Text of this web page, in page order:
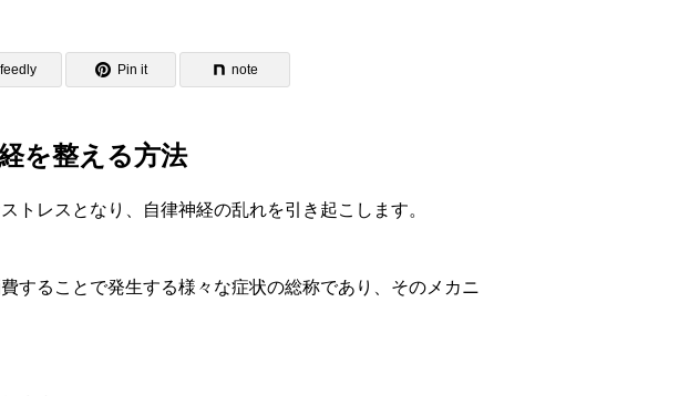
feedly Pin it note
を整える方法
トレスとなり、自律神経の乱れを引き起こします。
することで発生する様々な症状の総称であり、そのメカニ